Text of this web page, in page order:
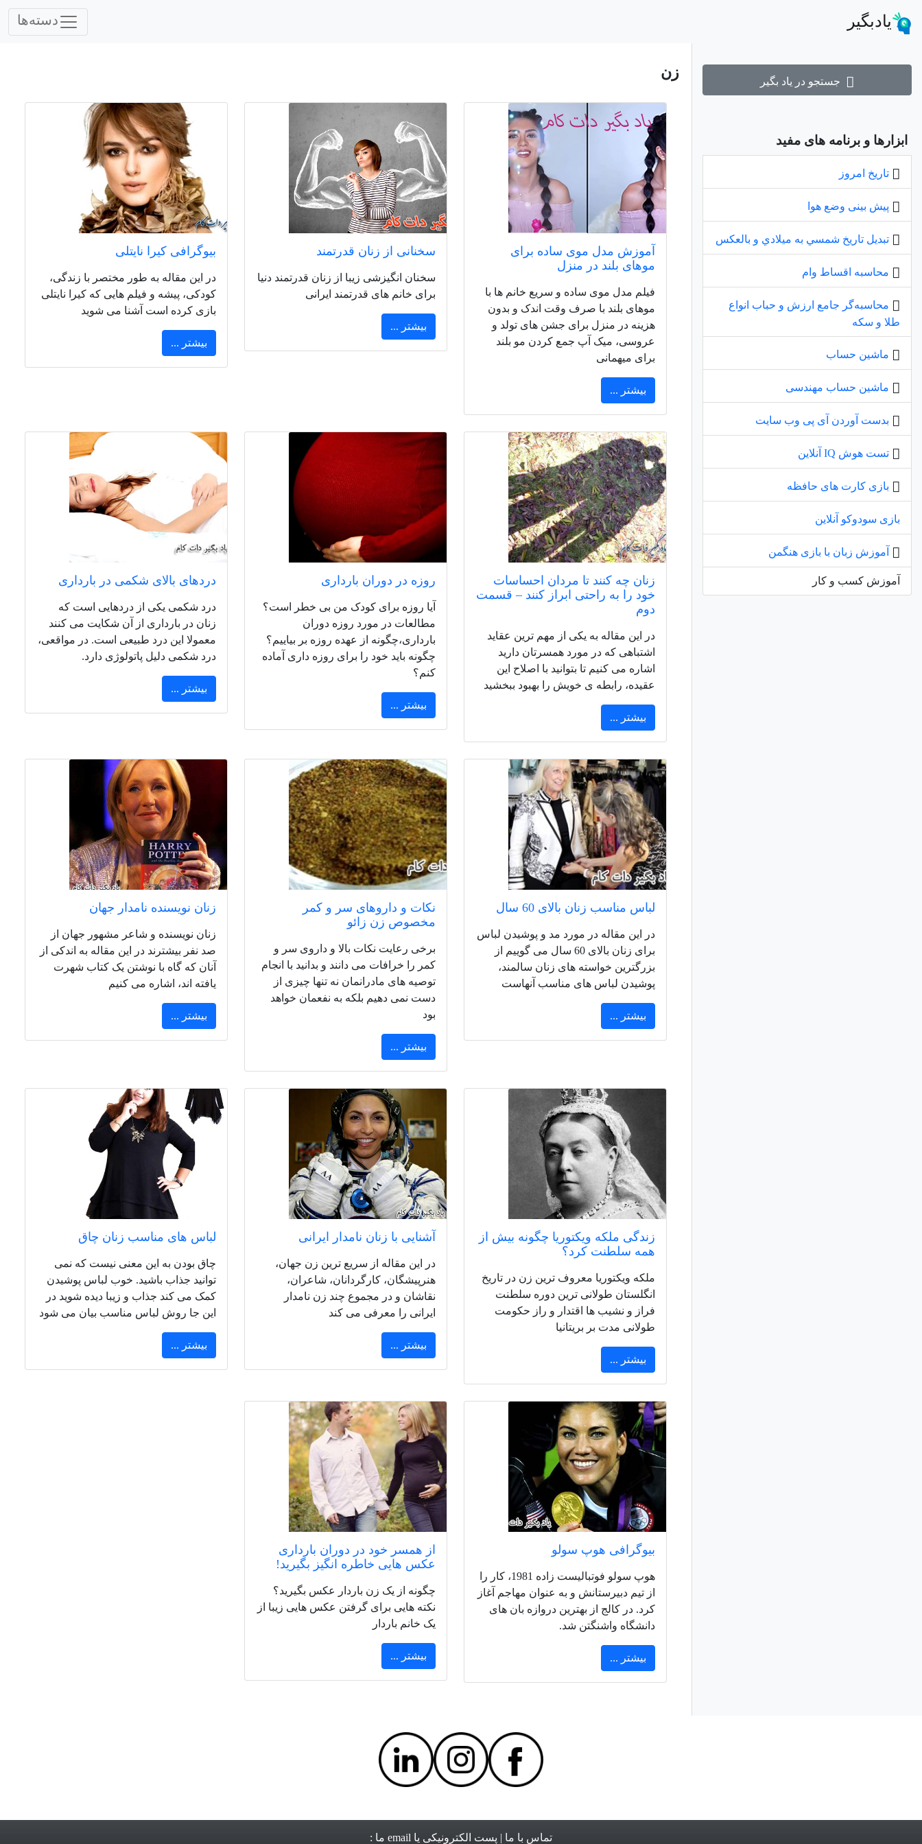
یادبگیر دسته‌ها
جستجو در یاد بگیر
ابزارها و برنامه های مفید
تاریخ امروز
پیش بینی وضع هوا
تبديل تاريخ شمسي به ميلادي و بالعكس
محاسبه اقساط وام
محاسبه‌گر جامع ارزش و حباب انواع
طلا و سکه
ماشین حساب
ماشین حساب مهندسی
بدست آوردن آی پی وب سایت
تست هوش IQ آنلاین
بازی کارت های حافظه
بازی سودوکو آنلاین
آموزش زبان با بازی هنگمن
آموزش کسب و کار
زن
آموزش مدل موی ساده برای
موهای بلند در منزل
فیلم مدل موی ساده و سریع خانم ها با
موهای بلند با صرف وقت اندک و بدون
هزینه در منزل برای جشن های تولد و
عروسی، میک آپ جمع کردن مو بلند
برای میهمانی
بیشتر ...
سخنانی از زنان قدرتمند
سخنان انگیزشی زیبا از زنان قدرتمند دنیا
برای خانم های قدرتمند ایرانی
بیشتر ...
بیوگرافی کیرا نایتلی
در این مقاله به طور مختصر با زندگی،
کودکی، پیشه و فیلم هایی که کیرا نایتلی
بازی کرده است آشنا می شوید
بیشتر ...
زنان چه کنند تا مردان احساسات
خود را به راحتی ابراز کنند – قسمت
دوم
در این مقاله به یکی از مهم ترین عقاید
اشتباهی که در مورد همسرتان دارید
اشاره می کنیم تا بتوانید با اصلاح این
عقیده، رابطه ی خویش را بهبود ببخشید
بیشتر ...
روزه در دوران بارداری
آیا روزه برای کودک من بی خطر است؟
مطالعات در مورد روزه دوران
بارداری،چگونه از عهده روزه بر بیاییم؟
چگونه باید خود را برای روزه داری آماده
کنم؟
بیشتر ...
دردهای بالای شکمی در بارداری
درد شکمی یکی از دردهایی است که
زنان در بارداری از آن شکایت می کنند
معمولا این درد طبیعی است. در مواقعی،
درد شکمی دلیل پاتولوژی دارد.
بیشتر ...
لباس مناسب زنان بالای 60 سال
در این مقاله در مورد مد و پوشیدن لباس
برای زنان بالای 60 سال می گوییم از
بزرگترین خواسته های زنان سالمند،
پوشیدن لباس های مناسب آنهاست
بیشتر ...
نکات و داروهای سر و کمر
مخصوص زن زائو
برخی رعایت نکات بالا و داروی سر و
کمر را خرافات می دانند و بدانید با انجام
توصیه های مادرانمان نه تنها چیزی از
دست نمی دهیم بلکه به نفعمان خواهد
بود
بیشتر ...
زنان نویسنده نامدار جهان
زنان نویسنده و شاعر مشهور جهان از
صد نفر بیشترند در این مقاله به اندکی از
آنان که گاه با نوشتن یک کتاب شهرت
یافته اند، اشاره می کنیم
بیشتر ...
زندگی ملکه ویکتوریا چگونه بیش از
همه سلطنت کرد؟
ملکه ویکتوریا معروف ترین زن در تاریخ
انگلستان طولانی ترین دوره سلطنت
فراز و نشیب ها اقتدار و راز حکومت
طولانی مدت بر بریتانیا
بیشتر ...
آشنایی با زنان نامدار ایرانی
در این مقاله از سریع ترین زن جهان،
هنرپیشگان، کارگردانان، شاعران،
نقاشان و در مجموع چند زن نامدار
ایرانی را معرفی می کند
بیشتر ...
لباس های مناسب زنان چاق
چاق بودن به این معنی نیست که نمی
توانید جذاب باشید. خوب لباس پوشیدن
کمک می کند جذاب و زیبا دیده شوید در
این جا روش لباس مناسب بیان می شود
بیشتر ...
بیوگرافی هوپ سولو
هوپ سولو فوتبالیست زاده 1981، کار را
از تیم دبیرستانش و به عنوان مهاجم آغاز
کرد. در کالج از بهترین دروازه بان های
دانشگاه واشنگتن شد.
بیشتر ...
از همسر خود در دوران بارداری
عکس هایی خاطره انگیز بگیرید!
چگونه از یک زن باردار عکس بگیرید؟
نکته هایی برای گرفتن عکس هایی زیبا از
یک خانم باردار
بیشتر ...
تماس با ما | پست الکترونیکی یا email ما :